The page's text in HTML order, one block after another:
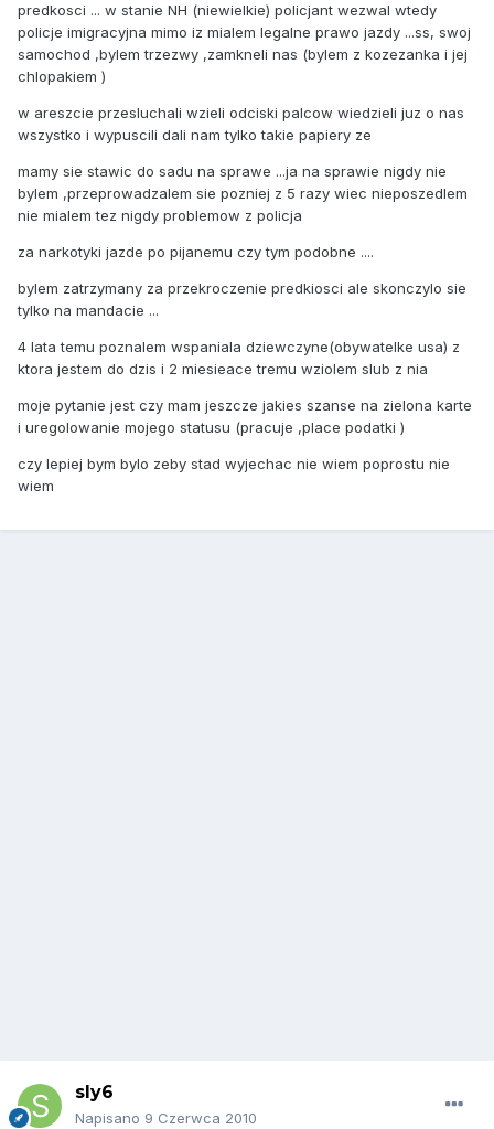
predkosci ... w stanie NH (niewielkie) policjant wezwal wtedy
policje imigracyjna mimo iz mialem legalne prawo jazdy ...ss, swoj
samochod ,bylem trzezwy ,zamkneli nas (bylem z kozezanka i jej
chlopakiem )
w areszcie przesluchali wzieli odciski palcow wiedzieli juz o nas
wszystko i wypuscili dali nam tylko takie papiery ze
mamy sie stawic do sadu na sprawe ...ja na sprawie nigdy nie
bylem ,przeprowadzalem sie pozniej z 5 razy wiec nieposzedlem
nie mialem tez nigdy problemow z policja
za narkotyki jazde po pijanemu czy tym podobne ....
bylem zatrzymany za przekroczenie predkiosci ale skonczylo sie
tylko na mandacie ...
4 lata temu poznalem wspaniala dziewczyne(obywatelke usa) z
ktora jestem do dzis i 2 miesieace tremu wziolem slub z nia
moje pytanie jest czy mam jeszcze jakies szanse na zielona karte
i uregolowanie mojego statusu (pracuje ,place podatki )
czy lepiej bym bylo zeby stad wyjechac nie wiem poprostu nie
wiem
sly6
Napisano 9 Czerwca 2010